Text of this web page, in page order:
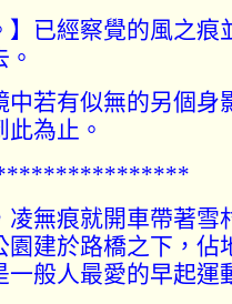
】已經察覺的風之
中若有似無的另個
此為止。
凌無痕就開車帶著雪
園建於路橋之下，
一般人最愛的早起運